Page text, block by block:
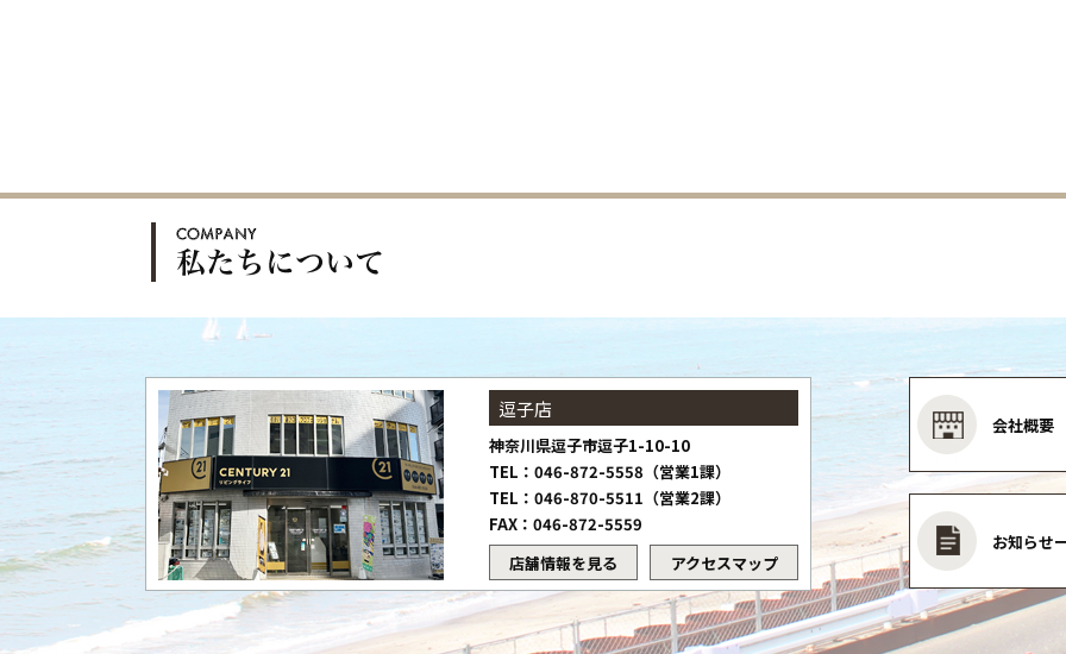
逗子店
神奈川県逗子市逗子1-10-10
TEL：046-872-5558（営業1課）
TEL：046-870-5511（営業2課）
FAX：046-872-5559
店舗情報を見る
アクセスマップ
会社概要
お知らせ